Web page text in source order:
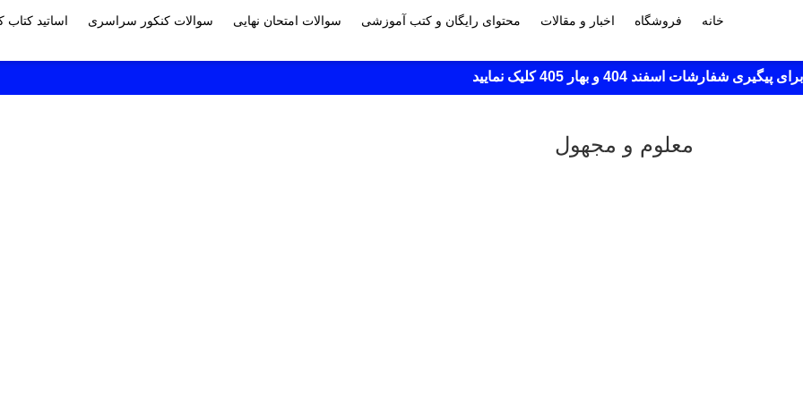
خانه فروشگاه اخبار و مقالات محتوای رایگان و کتب آموزشی سوالات امتحان نهایی سوالات کنکور سراسری اساتید کتاب
برای پیگیری شفارشات اسفند 404 و بهار 405 کلیک نمایید
معلوم و مجهول